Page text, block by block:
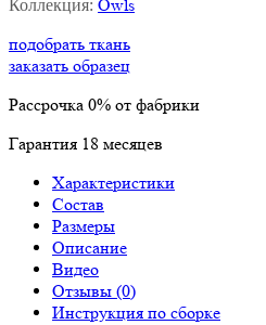
Коллекция: Owls
подобрать ткань
заказать образец
Рассрочка 0% от фабрики
Гарантия 18 месяцев
Характеристики
Состав
Размеры
Описание
Видео
Отзывы (0)
Инструкция по сборке